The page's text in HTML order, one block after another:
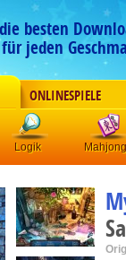
besten
jeden
ONLINESPIELE
Logik Mahjong